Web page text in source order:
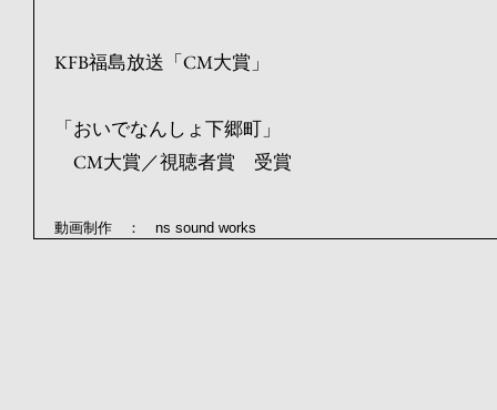
KFB福島放送「CM大賞」
「おいでなんしょ下郷町」
CM大賞／視聴者賞　受賞
動画制作　：　ns sound works